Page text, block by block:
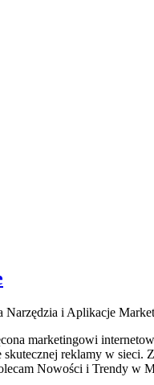
Narzędzia i Aplikacje
marketingowi
skutecznej reklamy w
Nowości i Trendy